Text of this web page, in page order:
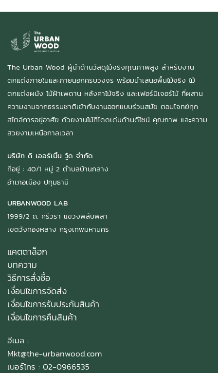
The Urban Wood ผู้นำด้านวัสดุไม้จริงคุณภาพสูง สำหรับงาน
ตกแต่งภายในและภายนอกครบวงจร พร้อมนำเสนอพื้นไม้จริง ไม้
ตกแต่งผนัง ไม้ฝ้าเพดาน หลังคาไม้จริง และเฟอร์นิเจอร์ไม้ ที่ผสาน
ความงามจากธรรมชาติเข้ากับงานออกแบบร่วมสมัย ตอบโจทย์ทุก
สไตล์การอยู่อาศัย ด้วยงานไม้ที่โดดเด่นด้านดีไซน์ คุณภาพ และความ
สวยงามเหนือกาลเวลา
บริษัท ดิ เออร์เบิ้น วู้ด จำกัด
ที่อยู่ : 40/1 หมู่ 2 ตำบลบ้านกลาง
อำเภอเมือง ปทุมธานี
URBANWOOD LAB
1999/2 ถ. ศรีวรา แขวงพลับพลา
เขตวังทองหลาง กรุงเทพมหานคร
แคตตาล็อก
บทความ
วิธีการสั่งซื้อ
เงื่อนไขการจัดส่ง
เงื่อนไขการรับประกันสินค้า
เงื่อนไขการคืนสินค้า
อีเมล :
Mkt@the-urbanwood.com
เบอร์โทร : 02-0966535